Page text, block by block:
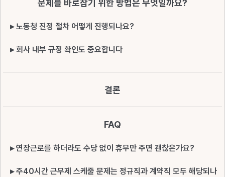
문제를 바로잡기 위한 방법은 무엇일까요?
▸ 노동청 진정 절차 어떻게 진행되나요?
▸ 회사 내부 규정 확인도 중요합니다
결론
FAQ
▸ 연장근로를 하더라도 수당 없이 휴무만 주면 괜찮은가요?
▸ 주40시간 근무제 스케줄 문제는 정규직과 계약직 모두 해당되나